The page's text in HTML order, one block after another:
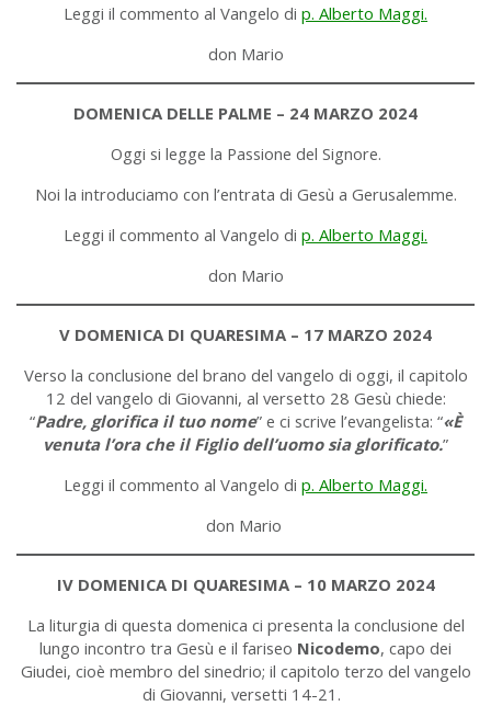
Leggi il commento al Vangelo di p. Alberto Maggi.
don Mario
DOMENICA DELLE PALME – 24 MARZO 2024
Oggi si legge la Passione del Signore.
Noi la introduciamo con l’entrata di Gesù a Gerusalemme.
Leggi il commento al Vangelo di p. Alberto Maggi.
don Mario
V DOMENICA DI QUARESIMA – 17 MARZO 2024
Verso la conclusione del brano del vangelo di oggi, il capitolo
12 del vangelo di Giovanni, al versetto 28 Gesù chiede:
“Padre, glorifica il tuo nome” e ci scrive l’evangelista: “«È
venuta l’ora che il Figlio dell’uomo sia glorificato.”
Leggi il commento al Vangelo di p. Alberto Maggi.
don Mario
IV DOMENICA DI QUARESIMA – 10 MARZO 2024
La liturgia di questa domenica ci presenta la conclusione del
lungo incontro tra Gesù e il fariseo Nicodemo, capo dei
Giudei, cioè membro del sinedrio; il capitolo terzo del vangelo
di Giovanni, versetti 14-21.